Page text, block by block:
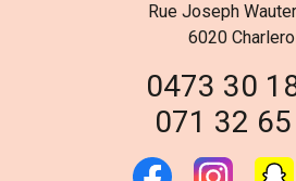
Rue Joseph
6020
0473 30
071 32